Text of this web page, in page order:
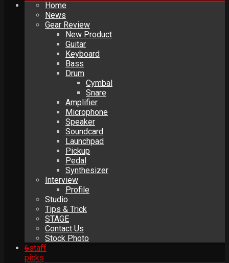
Home
News
Gear Review
New Product
Guitar
Keyboard
Bass
Drum
Cymbal
Snare
Amplifier
Microphone
Speaker
Soundcard
Launchpad
Pickup
Pedal
Synthesizer
Interview
Profile
Studio
Tips & Trick
STAGE
Contact Us
Stock Photo
6staff
picks